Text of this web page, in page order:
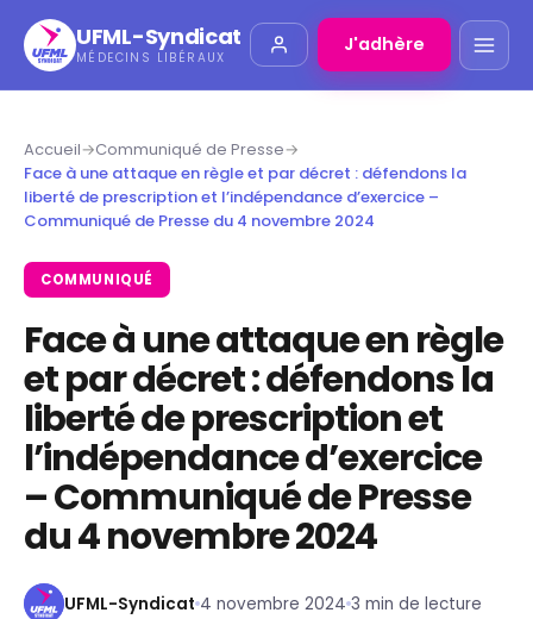
UFML-Syndicat
MÉDECINS LIBÉRAUX
J'adhère
Accueil→Communiqué de Presse→
Face à une attaque en règle et par décret : défendons la
liberté de prescription et l’indépendance d’exercice –
Communiqué de Presse du 4 novembre 2024
COMMUNIQUÉ
Face à une attaque en règle
et par décret : défendons la
liberté de prescription et
l’indépendance d’exercice
– Communiqué de Presse
du 4 novembre 2024
UFML-Syndicat 4 novembre 2024 3 min de lecture